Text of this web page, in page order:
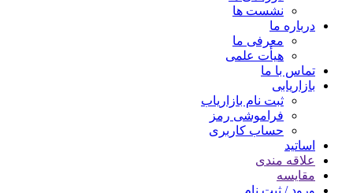
نشست ها
درباره ما
معرفی ما
هیأت علمی
تماس با ما
بازاریابی
ثبت نام بازاریاب
فراموشی رمز
حساب کاربری
اساتید
علاقه مندی
مقايسه
ورود / ثبت نام